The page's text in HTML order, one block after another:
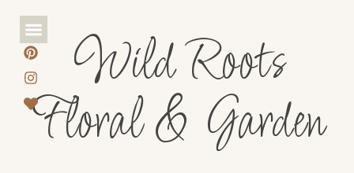
Wild Roots
Floral & Garden